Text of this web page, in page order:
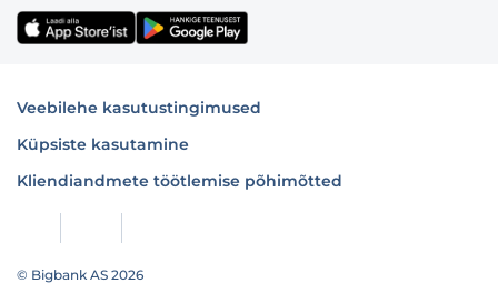
Veebilehe kasutustingimused
Küpsiste kasutamine
Kliendiandmete töötlemise põhimõtted
© Bigbank AS 2026